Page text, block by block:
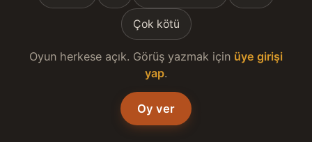
Çok kötü
Oyun herkese açık. Görüş yazmak için üye girişi
yap.
Oy ver